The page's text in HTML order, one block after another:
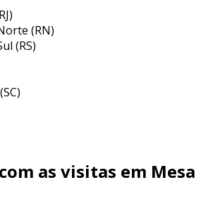
ideal para refeições em
convidados, essas
ter um formato
e são projetadas para
salas de estar, as mesas
ou para apoiar livros e
(RN)
(RS)
as visitas em Mesa